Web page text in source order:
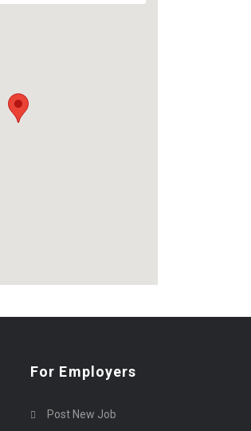
For Employers
Post New Job